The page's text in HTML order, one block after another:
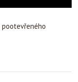
pootevřeného